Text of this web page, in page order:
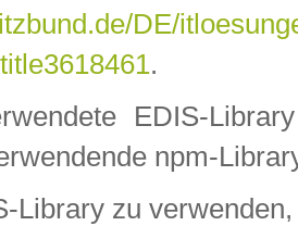
DE/
.
EDIS-
npm-
Library zu